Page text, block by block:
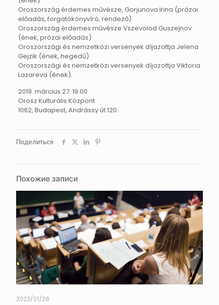
Oroszország érdemes művésze, Gorjunova Irina (prózai
előadás, forgatókönyvíró, rendező)
Oroszország érdemes művésze Vszevolod Guszejnov
(ének, prózai előadás)
Oroszországi és nemzetközi versenyek díjazottja Jelena
Gejzik (ének, hegedű)
Oroszországi és nemzetközi versenyek díjazottja Viktoria
Lazareva (ének).
2019. március 27. 19:00
Orosz Kulturális Központ
1062, Budapest, Andrássy út 120.
Поделиться
Похожие записи
2023/01/28